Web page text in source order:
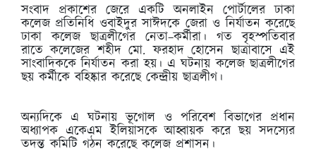
সংবাদ প্রকাশের জেরে একটি অনলাইন পোর্টালের ঢাকা
কলেজ প্রতিনিধি ওবাইদুর সাঈদকে জেরা ও নির্যাতন করেছে
ঢাকা কলেজ ছাত্রলীগের নেতা–কর্মীরা। গত বৃহস্পতিবার
রাতে কলেজের শহীদ মো. ফরহাদ হোসেন ছাত্রাবাসে এই
সাংবাদিককে নির্যাতন করা হয়। এ ঘটনায় কলেজ ছাত্রলীগের
ছয় কর্মীকে বহিষ্কার করেছে কেন্দ্রীয় ছাত্রলীগ।
অন্যদিকে এ ঘটনায় ভূগোল ও পরিবেশ বিভাগের প্রধান
অধ্যাপক একেএম ইলিয়াসকে আহ্বায়ক করে ছয় সদস্যের
তদন্ত কমিটি গঠন করেছে কলেজ প্রশাসন।